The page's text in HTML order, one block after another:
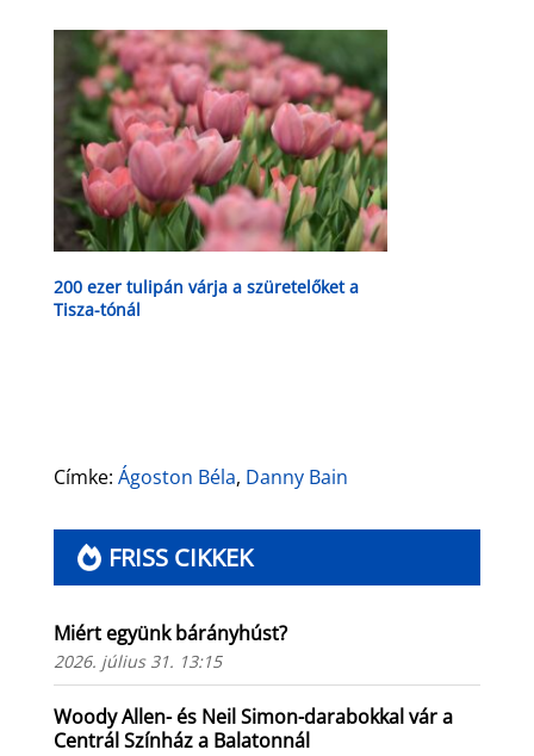
200 ezer tulipán várja a szüretelőket a
Tisza-tónál
Címke: Ágoston Béla, Danny Bain
FRISS CIKKEK
Miért együnk bárányhúst?
2026. július 31. 13:15
Woody Allen- és Neil Simon-darabokkal vár a
Centrál Színház a Balatonnál